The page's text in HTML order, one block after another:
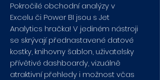
Pokročilé obchodní analýzy v
Excelu či Power BI jsou s Jet
Analytics hračka! V jediném nástroji
se skrývají přednastavené datové
kostky, knihovny šablon, uživatelsky
přívětivé dashboardy, vizuálně
atraktivní přehledy i možnost včas